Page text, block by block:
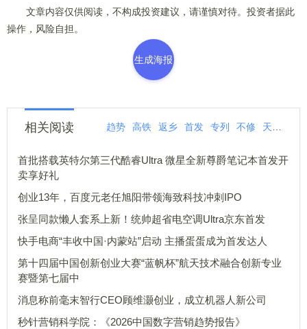
文章内容仅供阅读，不构成投资建议，请谨慎对待。投资者据此
操作，风险自担。
生成海报
相关阅读 趋势 高铁 返乡 首发 专列 不修 天猫
首批搭载英特尔第三代酷睿Ultra 微星全新尊爵笔记本首发开
卖享好礼
创业13年，百度元老任旭阳带领海致科技冲刺IPO
张呈同款懒人套系上新！统帅超省电空调Ultra京东首发
快手电商“丰收中国·内蒙站”启动 主播蛋蛋成为首发达人
第十四届中国创新创业大赛“蓝帆杯”航天技术融合创新专业
赛暨第七届中
消息称前毫末智行CEO顾维灏创业，成立机器人新公司
秒针营销科学院：《2026中国数字营销趋势报告》